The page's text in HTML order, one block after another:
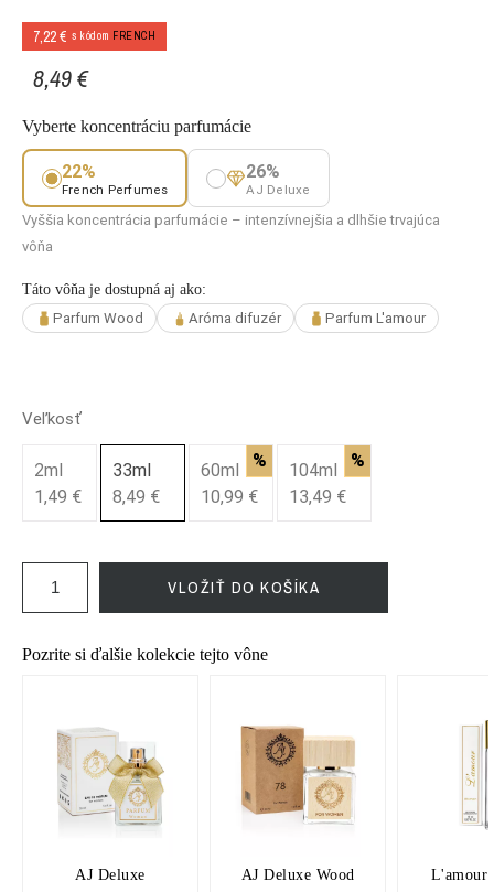
7,22 € s kódom FRENCH
8,49 €
Vyberte koncentráciu parfumácie
22%
French Perfumes
26%
AJ Deluxe
Vyššia koncentrácia parfumácie – intenzívnejšia a dlhšie trvajúca
vôňa
Táto vôňa je dostupná aj ako:
Parfum Wood Aróma difuzér Parfum L'amour
Veľkosť
2ml
1,49 €
33ml
8,49 €
60ml %
10,99 €
104ml %
13,49 €
VLOŽIŤ DO KOŠÍKA
Pozrite si ďalšie kolekcie tejto vône
AJ Deluxe
AJ Deluxe Wood
L'amour